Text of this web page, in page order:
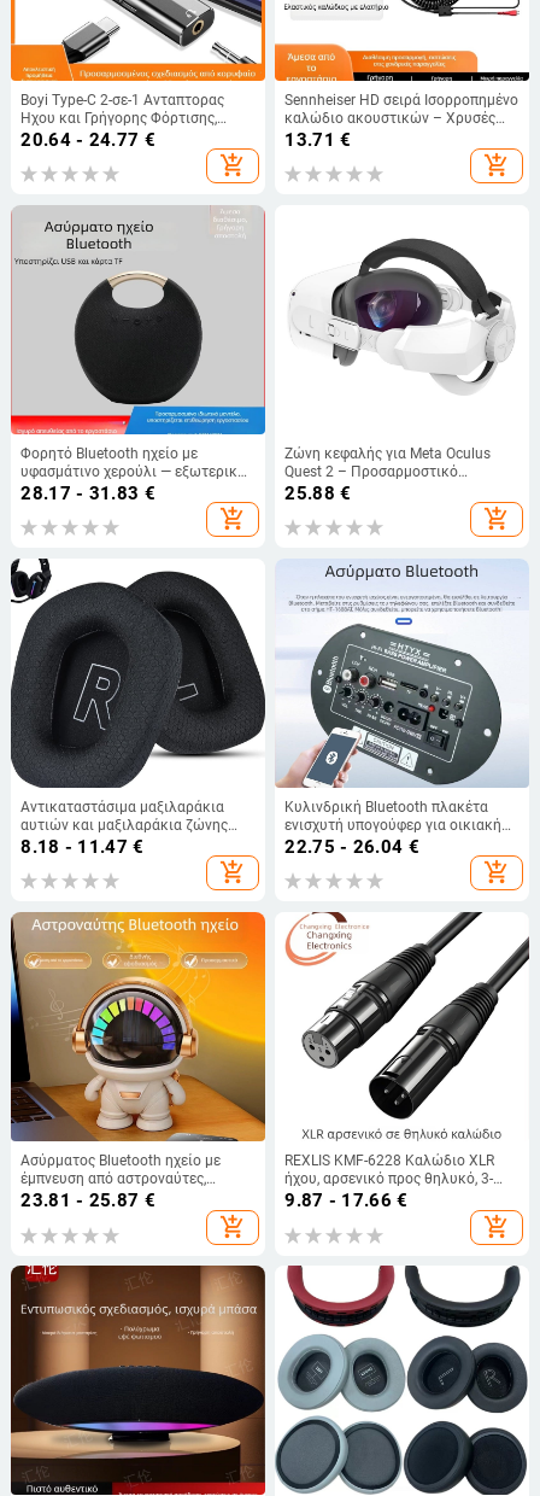
Boyi Type-C 2-σε-1 Ανταπτορας
Ήχου και Γρήγορης Φόρτισης,
3.5mm Θύρα Ακουστικών, Χρυσές
Επαφές, 60W Γρήγορη Φόρτιση,
Συμβατό με iPad Pro, Huawei,
20.64 - 24.77 €
add_shopping_cart
Sennheiser HD σειρά Ισορροπημένο
καλώδιο ακουστικών – Χρυσές
επαφές, πυρήνας από καθαρό
13.71 €
add_shopping_cart
Φορητό Bluetooth ηχείο με
υφασμάτινο χερούλι — εξωτερική
και επιτραπέζια χρήση, ασύρματο
υπογούφερ, 5W, Bluetooth 5.0,
εμβέλεια έως 10 m
28.17 - 31.83 €
add_shopping_cart
Ζώνη κεφαλής για Meta Oculus
Quest 2 – Προσαρμοστικό
αντικαταστάσιμο εξάρτημα VR,
άνετος Elite σχεδιασμός, Υλικό ABS
+ PU δέρμα, Βάρος 180 g
25.88 €
add_shopping_cart
Αντικαταστάσιμα μαξιλαράκια
αυτιών και μαξιλαράκια ζώνης
κεφαλής για Logitech G733/G335
8.18 - 11.47 €
add_shopping_cart
Κυλινδρική Bluetooth πλακέτα
ενισχυτή υπογούφερ για οικιακή
και αυτοκινητική χρήση, 6/8/10
ίντσες, 12V/24V/220V, ηχητική
μητρική πλακέτα
22.75 - 26.04 €
add_shopping_cart
Ασύρματος Bluetooth ηχείο με
έμπνευση από αστροναύτες,
φορητό μίνι επιτραπέζιο, Bluetooth
5.0, ενσωματωμένη μπαταρία
4000-6000 mAh, εύρος
≥70 dB, εμβέλεια έως 30 m
23.81 - 25.87 €
add_shopping_cart
REXLIS KMF-6228 Καλώδιο XLR
ήχου, αρσενικό προς θηλυκό, 3-
πυρήνων, αγωγοί από χαλκό,
νικελωμένο περίβλημα, μήκος 30
m
9.87 - 17.66 €
add_shopping_cart